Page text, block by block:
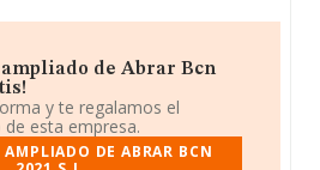
de Abrar Bcn
y te regalamos el
esta empresa.
DE ABRAR BCN